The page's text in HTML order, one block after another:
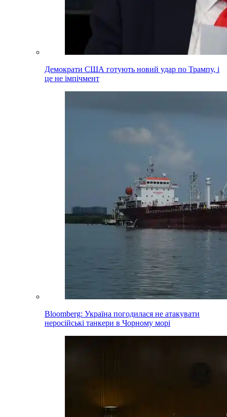
Демократи США готують новий удар по Трампу, і
це не імпічмент
Bloomberg: Україна погодилася не атакувати
неросійські танкери в Чорному морі